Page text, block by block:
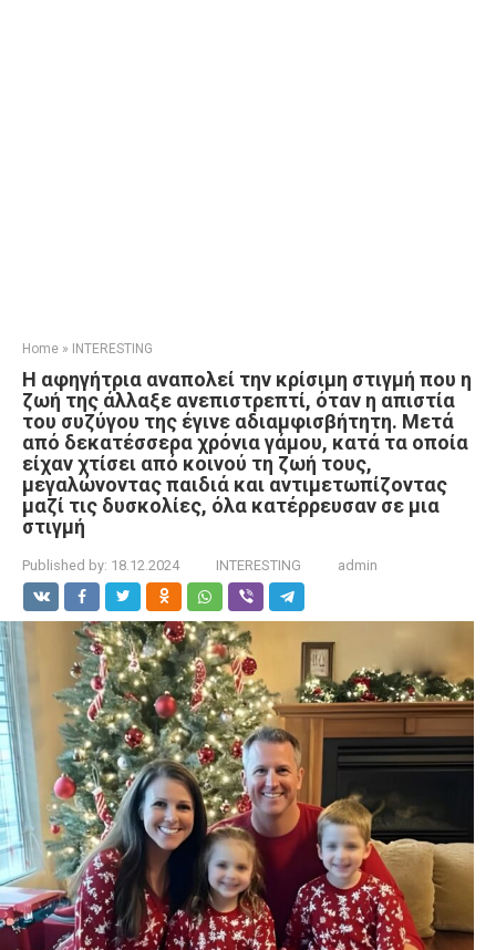
Home » INTERESTING
Η αφηγήτρια αναπολεί την κρίσιμη στιγμή που η
ζωή της άλλαξε ανεπιστρεπτί, όταν η απιστία
του συζύγου της έγινε αδιαμφισβήτητη. Μετά
από δεκατέσσερα χρόνια γάμου, κατά τα οποία
είχαν χτίσει από κοινού τη ζωή τους,
μεγαλώνοντας παιδιά και αντιμετωπίζοντας
μαζί τις δυσκολίες, όλα κατέρρευσαν σε μια
στιγμή
Published by: 18.12.2024 INTERESTING admin